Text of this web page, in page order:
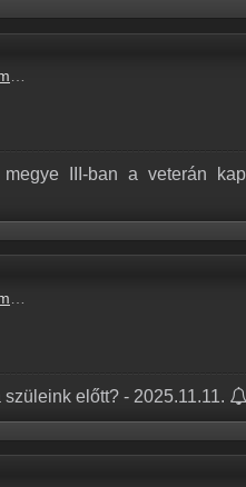
III-ban a veterán
előtt? - 2025.11.11.